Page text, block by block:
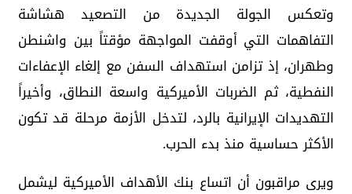
وتعكس الجولة الجديدة من التصعيد هشاشة
التفاهمات التي أوقفت المواجهة مؤقتاً بين واشنطن
وطهران، إذ تزامن استهداف السفن مع إلغاء الإعفاءات
النفطية، ثم الضربات الأميركية واسعة النطاق، وأخيراً
التهديدات الإيرانية بالرد، لتدخل الأزمة مرحلة قد تكون
الأكثر حساسية منذ بدء الحرب.
ويرى مراقبون أن اتساع بنك الأهداف الأميركية ليشمل